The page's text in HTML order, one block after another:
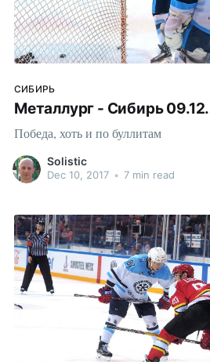
СИБИРЬ
Металлург - Сибирь
Победа, хоть и по буллитам
Solistic
Dec 10, 2017 • 7 min read